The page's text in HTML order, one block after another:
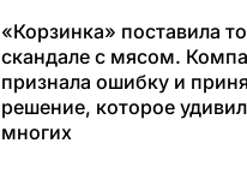
«Корзинка» поставила
скандале с мясом.
признала ошибку и
решение, которое
многих